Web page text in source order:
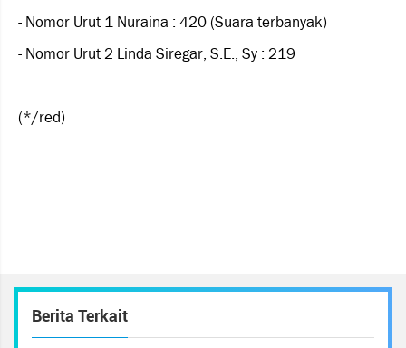
- Nomor Urut 1 Nuraina : 420 (Suara terbanyak)
- Nomor Urut 2 Linda Siregar, S.E., Sy : 219
(*/red)
Berita Terkait